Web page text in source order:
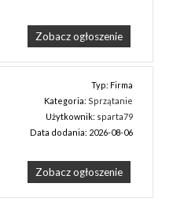
Zobacz ogłoszenie
Typ: Firma
Kategoria: Sprzątanie
Użytkownik: sparta79
Data dodania: 2026-08-06
Zobacz ogłoszenie